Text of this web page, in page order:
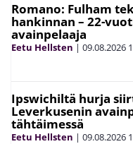
Romano: Fulham
hankinnan – 22-
avainpelaaja
Eetu Hellsten | 09.08.2026
Ipswichiltä hurja
Leverkusenin
tähtäimessä
Eetu Hellsten | 09.08.2026